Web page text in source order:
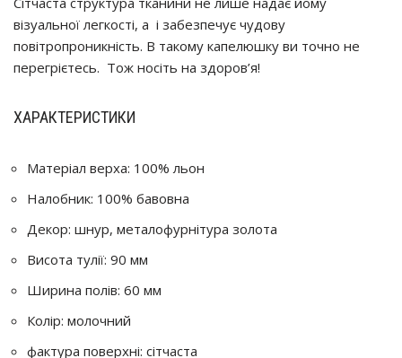
візуальної легкості, а і забезпечує чудову
повітропроникність. В такому капелюшку ви точно не
перегрієтесь. Тож носіть на здоров’я!
ХАРАКТЕРИСТИКИ
Матеріал верха: 100% льон
Налобник: 100% бавовна
Декор: шнур, металофурнітура золота
Висота тулії: 90 мм
Ширина полів: 60 мм
Колір: молочний
фактура поверхні: сітчаста